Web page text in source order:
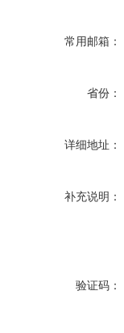
常用邮箱：
省份：
详细地址：
补充说明：
验证码：